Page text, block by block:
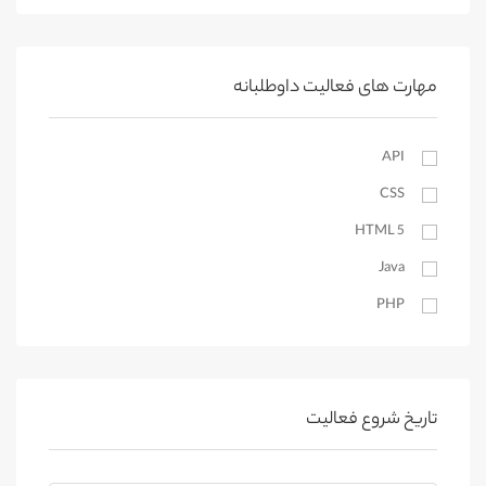
خنداب
اراک
آستارا
آستانه اشرفیه
بندرانزلی
لاهیجان
رودسر
رضوانشهر
املش
مهارت های فعالیت داوطلبانه
API
CSS
HTML 5
Java
PHP
WordPress
ترجمه
تاریخ شروع فعالیت